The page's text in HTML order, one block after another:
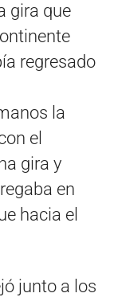
gira que
regresado
la
el
gira y
en
hacia el
junto a los